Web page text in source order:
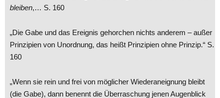
bleiben,… S. 160
„Die Gabe und das Ereignis gehorchen nichts anderem – außer
Prinzipien von Unordnung, das heißt Prinzipien ohne Prinzip.“ S.
160
„Wenn sie rein und frei von möglicher Wiederaneignung bleibt
(die Gabe), dann benennt die Überraschung jenen Augenblick